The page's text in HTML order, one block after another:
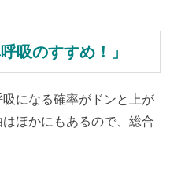
吸のすすめ！」
になる確率がドンと上が
ほかにもあるので、総合